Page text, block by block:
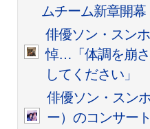
ムチーム新章開幕
俳優ソン・スン
悼…「体調を崩
してください」
俳優ソン・スン
ー）のコンサー